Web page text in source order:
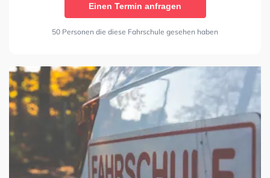
Einen Termin anfragen
50 Personen die diese Fahrschule gesehen haben